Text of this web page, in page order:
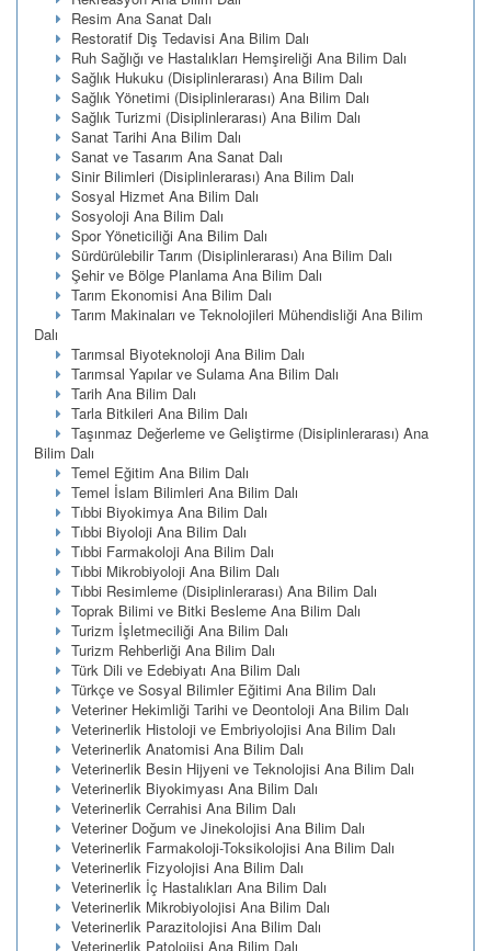
Resim Ana Sanat Dalı
Restoratif Diş Tedavisi Ana Bilim Dalı
Ruh Sağlığı ve Hastalıkları Hemşireliği Ana Bilim Dalı
Sağlık Hukuku (Disiplinlerarası) Ana Bilim Dalı
Sağlık Yönetimi (Disiplinlerarası) Ana Bilim Dalı
Sağlık Turizmi (Disiplinlerarası) Ana Bilim Dalı
Sanat Tarihi Ana Bilim Dalı
Sanat ve Tasarım Ana Sanat Dalı
Sinir Bilimleri (Disiplinlerarası) Ana Bilim Dalı
Sosyal Hizmet Ana Bilim Dalı
Sosyoloji Ana Bilim Dalı
Spor Yöneticiliği Ana Bilim Dalı
Sürdürülebilir Tarım (Disiplinlerarası) Ana Bilim Dalı
Şehir ve Bölge Planlama Ana Bilim Dalı
Tarım Ekonomisi Ana Bilim Dalı
Tarım Makinaları ve Teknolojileri Mühendisliği Ana Bilim
Dalı
Tarımsal Biyoteknoloji Ana Bilim Dalı
Tarımsal Yapılar ve Sulama Ana Bilim Dalı
Tarih Ana Bilim Dalı
Tarla Bitkileri Ana Bilim Dalı
Taşınmaz Değerleme ve Geliştirme (Disiplinlerarası) Ana
Bilim Dalı
Temel Eğitim Ana Bilim Dalı
Temel İslam Bilimleri Ana Bilim Dalı
Tıbbi Biyokimya Ana Bilim Dalı
Tıbbi Biyoloji Ana Bilim Dalı
Tıbbi Farmakoloji Ana Bilim Dalı
Tıbbi Mikrobiyoloji Ana Bilim Dalı
Tıbbi Resimleme (Disiplinlerarası) Ana Bilim Dalı
Toprak Bilimi ve Bitki Besleme Ana Bilim Dalı
Turizm İşletmeciliği Ana Bilim Dalı
Turizm Rehberliği Ana Bilim Dalı
Türk Dili ve Edebiyatı Ana Bilim Dalı
Türkçe ve Sosyal Bilimler Eğitimi Ana Bilim Dalı
Veteriner Hekimliği Tarihi ve Deontoloji Ana Bilim Dalı
Veterinerlik Histoloji ve Embriyolojisi Ana Bilim Dalı
Veterinerlik Anatomisi Ana Bilim Dalı
Veterinerlik Besin Hijyeni ve Teknolojisi Ana Bilim Dalı
Veterinerlik Biyokimyası Ana Bilim Dalı
Veterinerlik Cerrahisi Ana Bilim Dalı
Veteriner Doğum ve Jinekolojisi Ana Bilim Dalı
Veterinerlik Farmakoloji-Toksikolojisi Ana Bilim Dalı
Veterinerlik Fizyolojisi Ana Bilim Dalı
Veterinerlik İç Hastalıkları Ana Bilim Dalı
Veterinerlik Mikrobiyolojisi Ana Bilim Dalı
Veterinerlik Parazitolojisi Ana Bilim Dalı
Veterinerlik Patolojisi Ana Bilim Dalı